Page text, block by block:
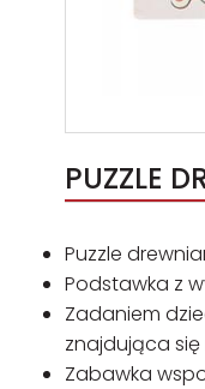
PUZZLE
Puzzle
Podstawka z
Zadaniem
znajdująca
Zabawka